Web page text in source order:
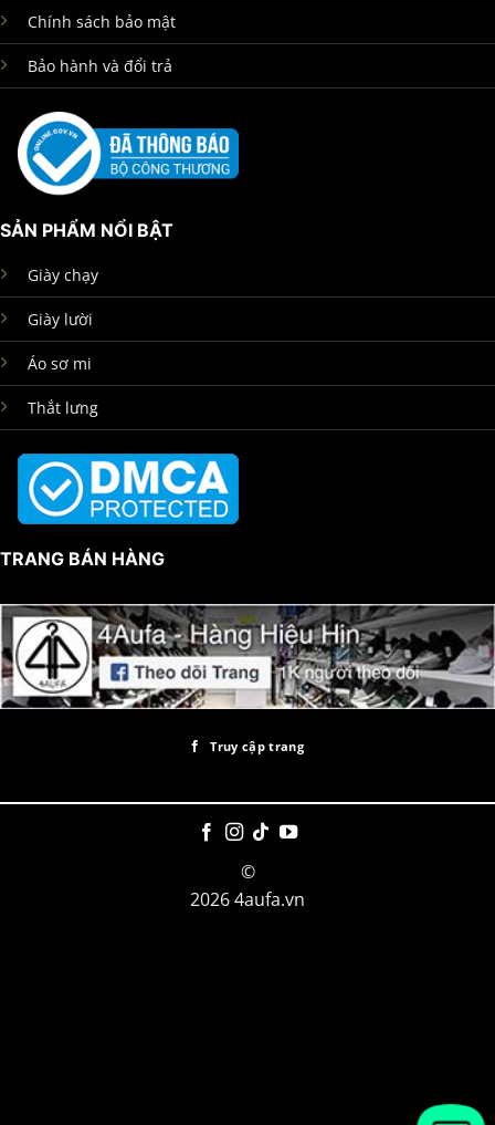
Chính sách bảo mật
Bảo hành và đổi trả
SẢN PHẨM NỔI BẬT
Giày chạy
Giày lười
Áo sơ mi
Thắt lưng
TRANG BÁN HÀNG
Truy cập trang
©
2026 4aufa.vn